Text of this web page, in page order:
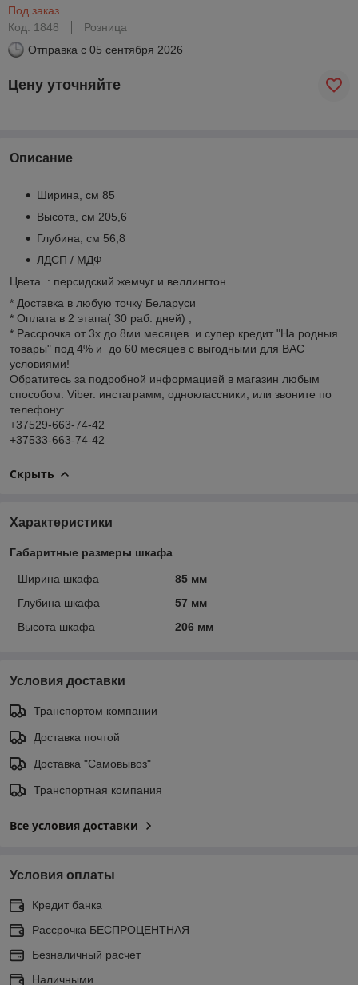
Под заказ
Код: 1848
Розница
Отправка с 05 сентября 2026
Цену уточняйте
Описание
Ширина, см 85
Высота, см 205,6
Глубина, см 56,8
ЛДСП / МДФ
Цвета : персидский жемчуг и веллингтон
* Доставка в любую точку Беларуси
* Оплата в 2 этапа( 30 раб. дней) ,
* Рассрочка от 3х до 8ми месяцев и супер кредит "На родныя
товары" под 4% и до 60 месяцев с выгодными для ВАС
условиями!
Обратитесь за подробной информацией в магазин любым
способом: Viber. инстаграмм, одноклассники, или звоните по
телефону:
+37529-663-74-42
+37533-663-74-42
Скрыть
Характеристики
Габаритные размеры шкафа
Ширина шкафа
85 мм
Глубина шкафа
57 мм
Высота шкафа
206 мм
Условия доставки
Транспортом компании
Доставка почтой
Доставка "Самовывоз"
Транспортная компания
Все условия доставки
Условия оплаты
Кредит банка
Рассрочка БЕСПРОЦЕНТНАЯ
Безналичный расчет
Наличными